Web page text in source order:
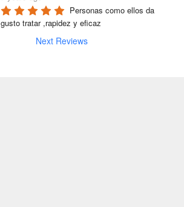
Personas como ellos da
gusto tratar ,rapidez y eficaz
Next Reviews